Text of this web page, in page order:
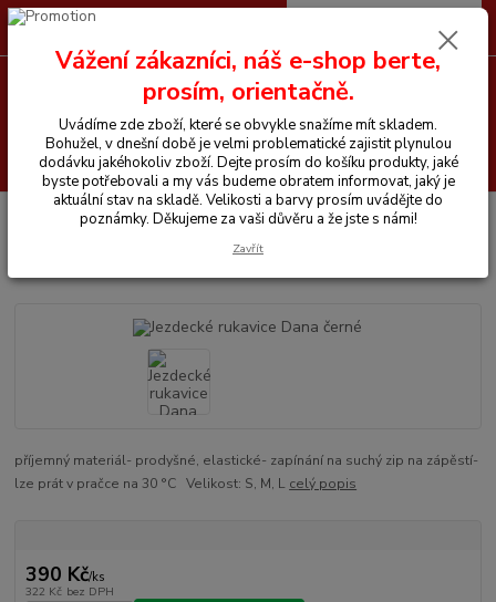
Hledat
+420 605 255 500 0 Kč
Vše pro jezdce Rukavice Jezdecké rukavice Dana černé
Jezdecké rukavice Dana černé
příjemný materiál- prodyšné, elastické- zapínání na suchý zip na zápěstí-
lze prát v pračce na 30 °C Velikost: S, M, L celý popis
390 Kč/ks
322 Kč bez DPH
Vážení zákazníci, náš e-shop berte,
prosím, orientačně.
Uvádíme zde zboží, které se obvykle snažíme mít skladem.
Bohužel, v dnešní době je velmi problematické zajistit plynulou
dodávku jakéhokoliv zboží. Dejte prosím do košíku produkty, jaké
byste potřebovali a my vás budeme obratem informovat, jaký je
aktuální stav na skladě. Velikosti a barvy prosím uvádějte do
poznámky. Děkujeme za vaši důvěru a že jste s námi!
Zavřít